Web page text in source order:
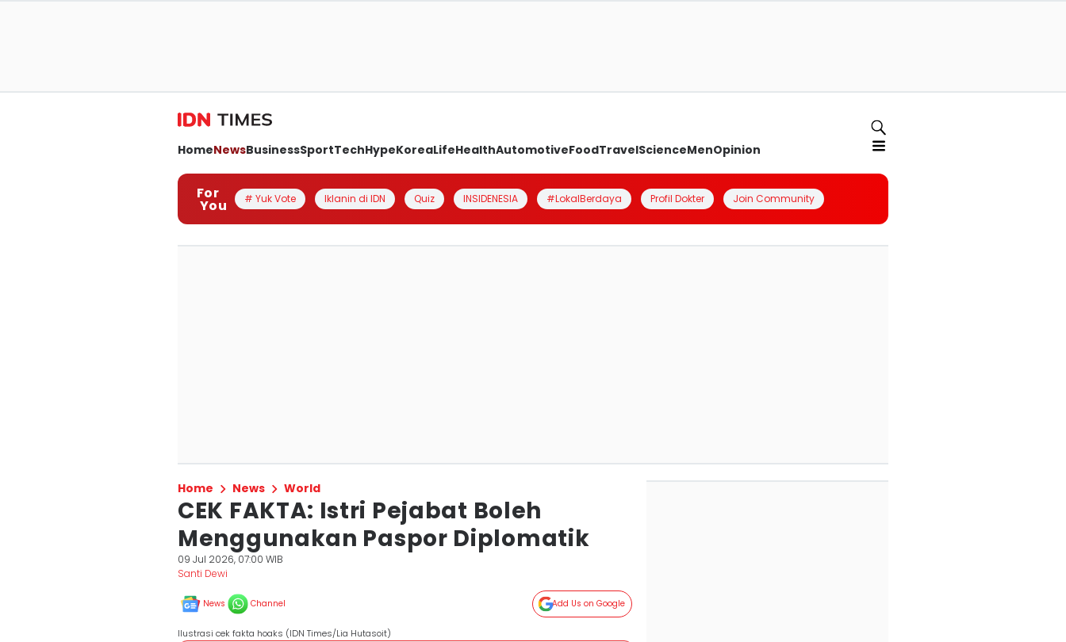
HomeNewsBusinessSportTechHypeKoreaLifeHealthAutomotiveFoodTravelScienceMenOpinion
For
You # Yuk Vote Iklanin di IDN Quiz INSIDENESIA #LokalBerdaya Profil Dokter Join Community
Home News World
CEK FAKTA: Istri Pejabat Boleh
Menggunakan Paspor Diplomatik
09 Jul 2026, 07:00 WIB
Santi Dewi
News Channel Add Us on Google
Ilustrasi cek fakta hoaks (IDN Times/Lia Hutasoit)